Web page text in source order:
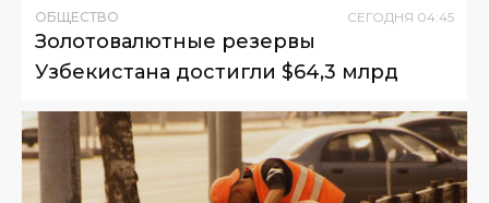
ОБЩЕСТВО СЕГОДНЯ 04:45
Золотовалютные резервы
Узбекистана достигли $64,3 млрд